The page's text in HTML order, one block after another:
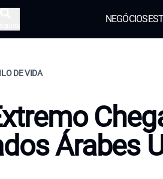
NEGÓCIOS
DE VIDA
Árabes